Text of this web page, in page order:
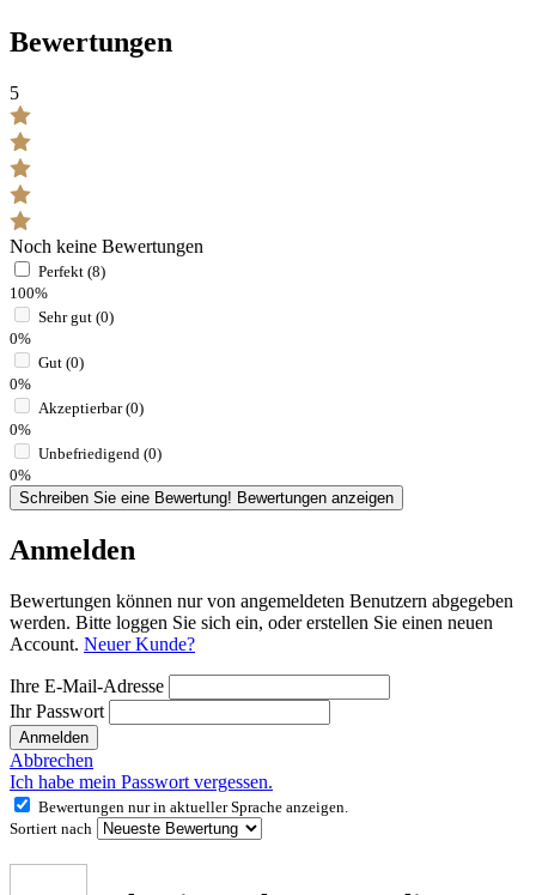
Bewertungen
5
Noch keine Bewertungen
Perfekt (8)
100%
Sehr gut (0)
0%
Gut (0)
0%
Akzeptierbar (0)
0%
Unbefriedigend (0)
0%
Schreiben Sie eine Bewertung! Bewertungen anzeigen
Anmelden
Bewertungen können nur von angemeldeten Benutzern abgegeben
werden. Bitte loggen Sie sich ein, oder erstellen Sie einen neuen
Account. Neuer Kunde?
Ihre E-Mail-Adresse
Ihr Passwort
Anmelden
Abbrechen
Ich habe mein Passwort vergessen.
Bewertungen nur in aktueller Sprache anzeigen.
Sortiert nach